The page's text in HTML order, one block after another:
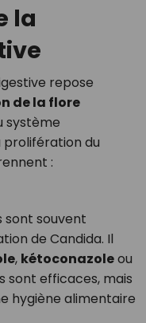
la
repose
de la flore
système
du
:
sont souvent
de Candida. Il
, kétoconazoleou
sont efficaces, mais
hygiène alimentaire